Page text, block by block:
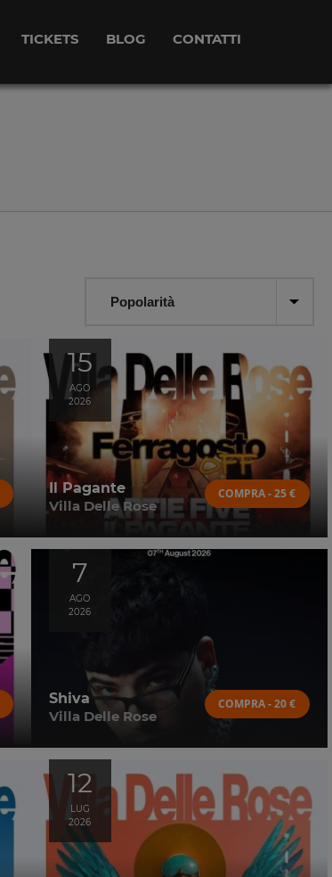
TICKETS BLOG CONTATTI
15
AGO
2026
Il Pagante
Villa Delle Rose
COMPRA - 25 €
7
AGO
2026
Shiva
Villa Delle Rose
COMPRA - 20 €
12
LUG
2026